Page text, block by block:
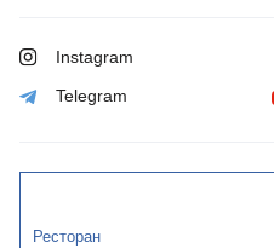
Instagram
Telegram
Ресторан